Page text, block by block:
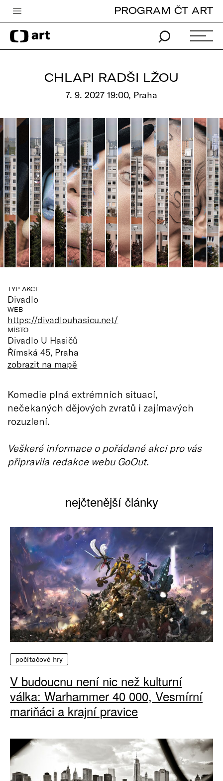
Česká televize
Zpravodajství
Pro děti
edu
Vše o ČT
PROGRAM ČT ART
CHLAPI RADŠI LŽOU
7. 9. 2027 19:00, Praha
TYP AKCE
Divadlo
WEB
https://divadlouhasicu.net/
MÍSTO
Divadlo U Hasičů
Římská 45, Praha
zobrazit na mapě
Komedie plná extrémních situací,
nečekaných dějových zvratů i zajímavých
rozuzlení.
Veškeré informace o pořádané akci pro vás
připravila redakce webu GoOut.
nejčtenější články
počítačové hry
V budoucnu není nic než kulturní
válka: Warhammer 40 000, Vesmírní
mariňáci a krajní pravice